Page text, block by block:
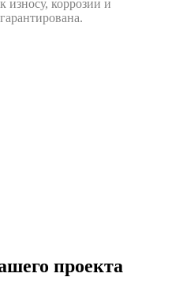
износу, коррозии и
проекта